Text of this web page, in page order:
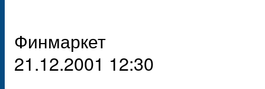
Финмаркет
21.12.2001 12:30